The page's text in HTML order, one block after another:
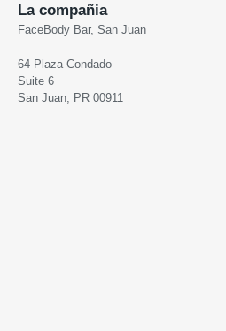
La compañia
FaceBody Bar, San Juan
64 Plaza Condado
Suite 6
San Juan, PR 00911